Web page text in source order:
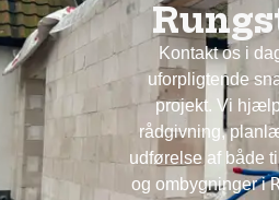
Kontakt os i
uforpligtende
projekt. Vi
rådgivning,
udførelse af både
og ombygninger i